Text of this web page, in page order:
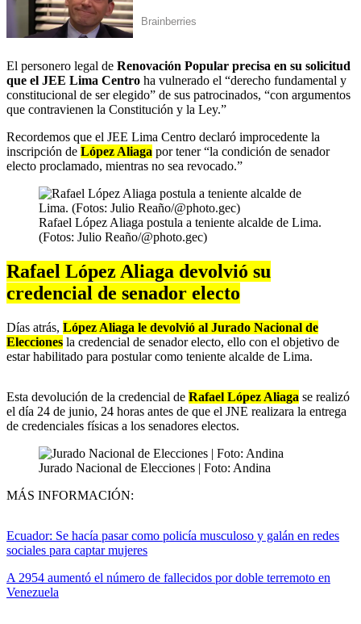
El personero legal de Renovación Popular precisa en su solicitud
que el JEE Lima Centro ha vulnerado el “derecho fundamental y
constitucional de ser elegido” de sus patrocinados, “con argumentos
que contravienen la Constitución y la Ley.”
Recordemos que el JEE Lima Centro declaró improcedente la
inscripción de López Aliaga por tener “la condición de senador
electo proclamado, mientras no sea revocado.”
Rafael López Aliaga postula a teniente alcalde de Lima.
(Fotos: Julio Reaño/@photo.gec)
Rafael López Aliaga devolvió su
credencial de senador electo
Días atrás, López Aliaga le devolvió al Jurado Nacional de
Elecciones la credencial de senador electo, ello con el objetivo de
estar habilitado para postular como teniente alcalde de Lima.
Esta devolución de la credencial de Rafael López Aliaga se realizó
el día 24 de junio, 24 horas antes de que el JNE realizara la entrega
de credenciales físicas a los senadores electos.
Jurado Nacional de Elecciones | Foto: Andina
MÁS INFORMACIÓN:
Ecuador: Se hacía pasar como policía musculoso y galán en redes
sociales para captar mujeres
A 2954 aumentó el número de fallecidos por doble terremoto en
Venezuela